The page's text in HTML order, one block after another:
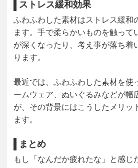
ストレス緩和効果
ふわふわした素材はストレス緩和
ます。手で柔らかいものを触って
が深くなったり、考え事が落ち着
ります。
最近では、ふわふわした素材を使
ームウェア、ぬいぐるみなどが幅
が、その背景にはこうしたメリッ
ます。
まとめ
もし「なんだか疲れたな」と感じ